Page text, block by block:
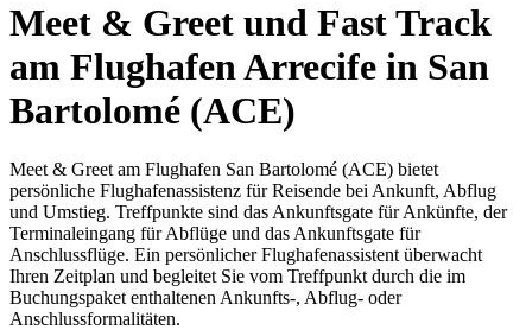
Meet & Greet und Fast Track
am Flughafen Arrecife in San
Bartolomé (ACE)
Meet & Greet am Flughafen San Bartolomé (ACE) bietet
persönliche Flughafenassistenz für Reisende bei Ankunft, Abflug
und Umstieg. Treffpunkte sind das Ankunftsgate für Ankünfte, der
Terminaleingang für Abflüge und das Ankunftsgate für
Anschlussflüge. Ein persönlicher Flughafenassistent überwacht
Ihren Zeitplan und begleitet Sie vom Treffpunkt durch die im
Buchungspaket enthaltenen Ankunfts-, Abflug- oder
Anschlussformalitäten.